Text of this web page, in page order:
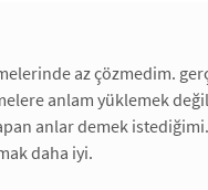
az çözmedim.
anlam yüklemek
anlar demek
daha iyi.